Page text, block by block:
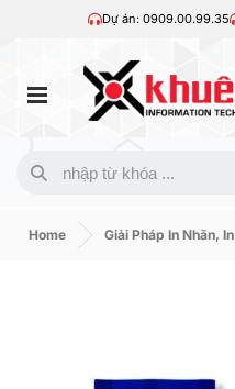
Dự án: 0909.00.99.35
Home Giải Pháp In Nhãn,